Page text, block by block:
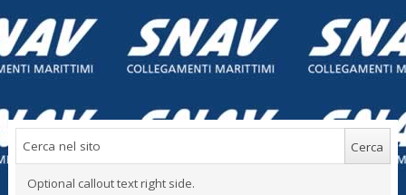
Optional callout text right side.